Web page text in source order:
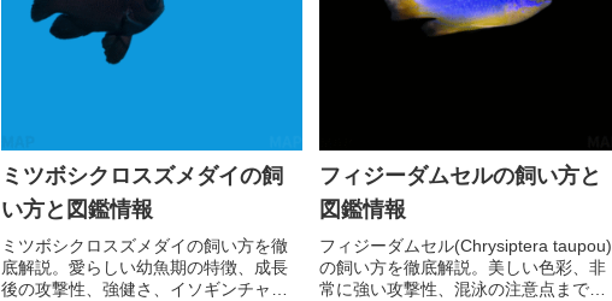
ミツボシクロスズメダイの飼
い方と図鑑情報
ミツボシクロスズメダイの飼い方を徹
底解説。愛らしい幼魚期の特徴、成長
後の攻撃性、強健さ、イソギンチャク
フィジーダムセルの飼い方と
図鑑情報
フィジーダムセル(Chrysiptera taupou)
の飼い方を徹底解説。美しい色彩、非
常に強い攻撃性、混泳の注意点まで詳